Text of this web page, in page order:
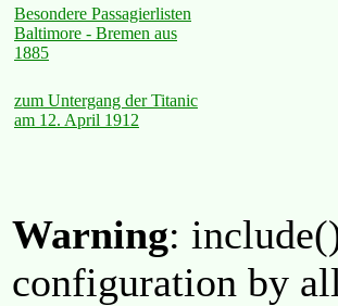
Besondere Passagierlisten
Baltimore - Bremen aus
1885
zum Untergang der Titanic
am 12. April 1912
Warning:
configuration by